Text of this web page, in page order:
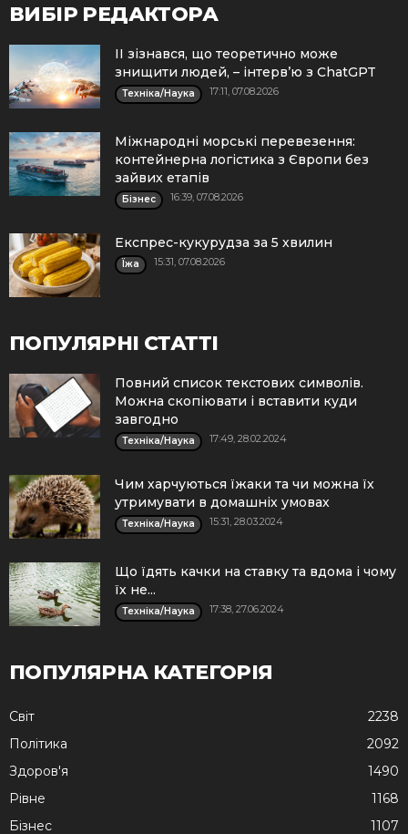
ВИБІР РЕДАКТОРА
ІІ зізнався, що теоретично може
знищити людей, – інтерв’ю з ChatGPT
Техніка/Наука 17:11, 07.08.2026
Міжнародні морські перевезення:
контейнерна логістика з Європи без
зайвих етапів
Бізнес 16:39, 07.08.2026
Експрес-кукурудза за 5 хвилин
Їжа 15:31, 07.08.2026
ПОПУЛЯРНІ СТАТТІ
Повний список текстових символів.
Можна скопіювати і вставити куди
завгодно
Техніка/Наука 17:49, 28.02.2024
Чим харчуються їжаки та чи можна їх
утримувати в домашніх умовах
Техніка/Наука 15:31, 28.03.2024
Що їдять качки на ставку та вдома і чому
їх не...
Техніка/Наука 17:38, 27.06.2024
ПОПУЛЯРНА КАТЕГОРІЯ
Cвіт
2238
Політика
2092
Здоров'я
1490
Рівне
1168
Бізнес
1107